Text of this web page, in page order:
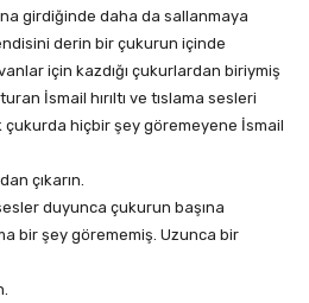
girdiğinde daha da sallanmaya
derin bir çukurun içinde
için kazdığı çukurlardan biriymiş
İsmail hırıltı ve tıslama sesleri
çukurda hiçbir şey göremeyene İsmail
çıkarın.
duyunca çukurun başına
bir şey görememiş. Uzunca bir